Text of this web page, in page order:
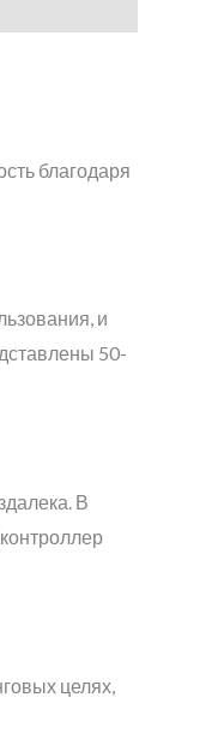
благодаря
и
50-
В
целях,